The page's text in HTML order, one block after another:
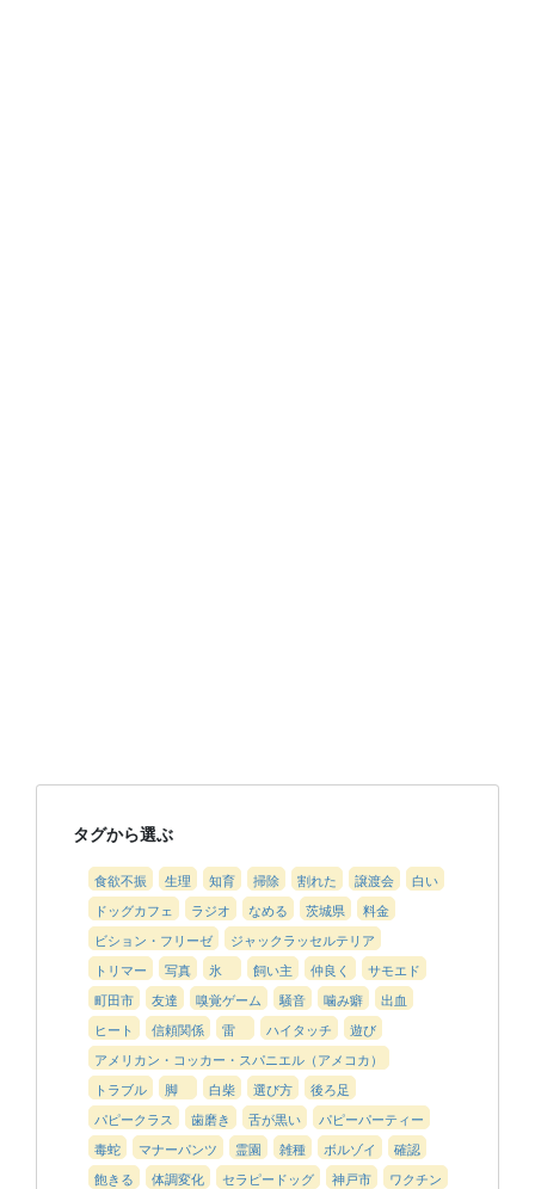
タグから選ぶ
食欲不振 生理 知育 掃除 割れた 譲渡会
白い
ドッグカフェ
ラジオ なめる 茨城県
料金
ビション・フリーゼ
ジャックラッセルテリア
トリマー
写真 氷 飼い主 仲良く
サモエド
町田市
友達 嗅覚ゲーム 騒音 噛み癖
出血
ヒート
信頼関係 雷 ハイタッチ
遊び
アメリカン・コッカー・スパニエル（アメコカ）
トラブル
脚 白柴 選び方
後ろ足
パピークラス
歯磨き 舌が黒い
パピーパーティー
毒蛇
マナーパンツ 霊園 雑種 ボルゾイ
確認
飽きる
体調変化 セラピードッグ 神戸市
ワクチン